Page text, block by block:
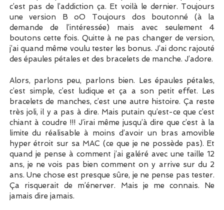
c’est pas de l’addiction ça. Et voilà le dernier. Toujours
une version B oO Toujours dos boutonné (à la
demande de l’intéressée) mais avec seulement 4
boutons cette fois. Quitte à ne pas changer de version,
j’ai quand même voulu tester les bonus. J’ai donc rajouté
des épaules pétales et des bracelets de manche. J’adore.
Alors, parlons peu, parlons bien. Les épaules pétales,
c’est simple, c’est ludique et ça a son petit effet. Les
bracelets de manches, c’est une autre histoire. Ça reste
très joli, il y a pas à dire. Mais putain qu’est-ce que c’est
chiant à coudre !!! J’irai même jusqu’à dire que c’est à la
limite du réalisable à moins d’avoir un bras amovible
hyper étroit sur sa MAC (ce que je ne possède pas). Et
quand je pense à comment j’ai galéré avec une taille 12
ans, je ne vois pas bien comment on y arrive sur du 2
ans. Une chose est presque sûre, je ne pense pas tester.
Ça risquerait de m’énerver. Mais je me connais. Ne
jamais dire jamais.